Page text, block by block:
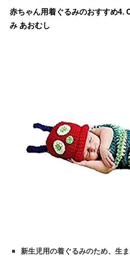
赤ちゃん用着ぐるみのおすすめ4.
み あおむし
新生児用の着ぐるみのため、生